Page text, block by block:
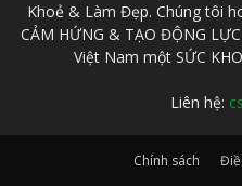
Khoẻ & Làm Đẹp. Chúng tôi
CẢM HỨNG & TẠO ĐỘNG
Việt Nam một SỨC
Liên hệ:
Chính sách